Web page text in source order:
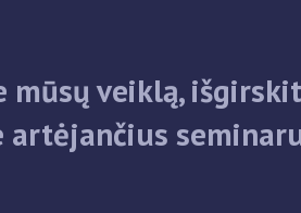
veiklą,